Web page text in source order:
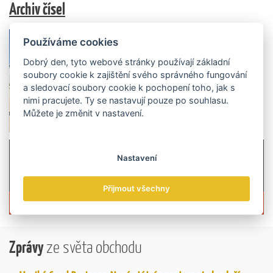
Archiv čísel
Více informací o časopisu »
Zprávyze světa obchodu
Používáme cookies
Dobrý den, tyto webové stránky používají základní
soubory cookie k zajištění svého správného fungování
a sledovací soubory cookie k pochopení toho, jak s
nimi pracujete. Ty se nastavují pouze po souhlasu.
Můžete je změnit v nastavení.
Nastavení
Přijmout všechny